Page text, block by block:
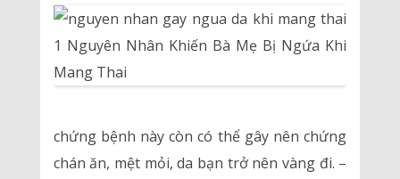
chứng bệnh này còn có thể gây nên chứng
chán ăn, mệt mỏi, da bạn trở nên vàng đi. –